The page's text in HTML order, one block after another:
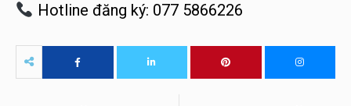
Hotline đăng ký: 077 5866226